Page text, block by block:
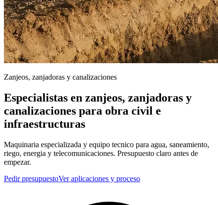
Zanjeos, zanjadoras y canalizaciones
Especialistas en zanjeos, zanjadoras y
canalizaciones para obra civil e
infraestructuras
Maquinaria especializada y equipo tecnico para agua, saneamiento,
riego, energia y telecomunicaciones. Presupuesto claro antes de
empezar.
Pedir presupuestoVer aplicaciones y proceso